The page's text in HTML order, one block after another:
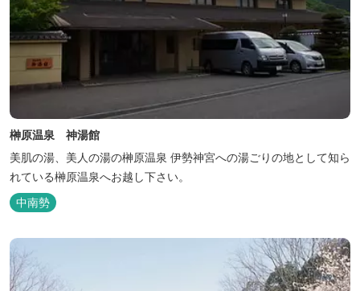
榊原温泉 神湯館
美肌の湯、美人の湯の榊原温泉 伊勢神宮への湯ごりの地として知ら
れている榊原温泉へお越し下さい。
中南勢